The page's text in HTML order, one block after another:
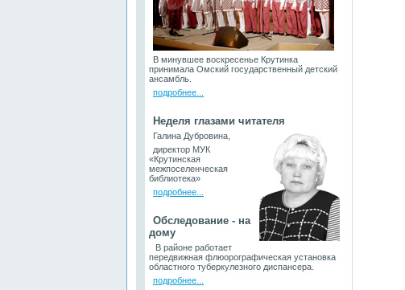
В минувшее воскресенье Крутинка
принимала Омский государственный детский
ансамбль.
подробнее...
Неделя глазами читателя
Галина Дубровина,
директор МУК
«Крутинская
межпоселенческая
библиотека»
подробнее...
Обследование - на
дому
В районе работает
передвижная флюорографическая установка
областного туберкулезного диспансера.
подробнее...